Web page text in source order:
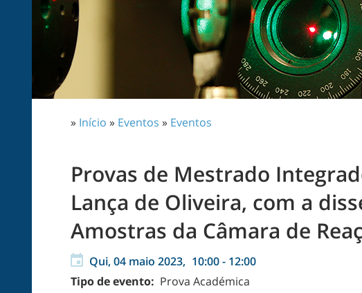
» Início » Eventos » Eventos
Provas de Mestrado
Lança de Oliveira, com a
Amostras da Câmara de
Qui, 04 maio 2023, 10:00- 12:00
Tipo de evento: Prova Académica